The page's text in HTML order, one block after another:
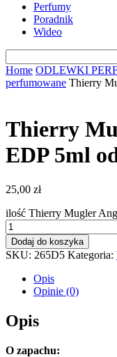
Perfumy
Poradnik
Wideo
Home ODLEWKI
perfumowane Thierry
Thierry
EDP 5ml
25,00 zł
ilość Thierry Mugler
Dodaj do koszyka
SKU: 265D5 Kategoria:
Opis
Opinie (0)
Opis
O zapachu: